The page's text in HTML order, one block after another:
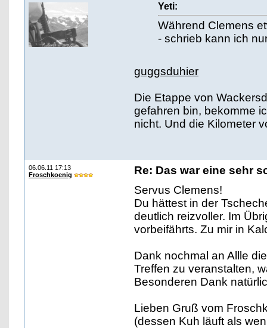
Yeti:
Während Clemens
- schrieb kann ich
guggsduhier
Die Etappe von
gefahren bin, bekomme
nicht. Und die Kilometer
06.06.11 17:13
Froschkoenig
Re: Das war eine sehr
Servus Clemens!
Du hättest in der
deutlich reizvoller. Im
vorbeifährts. Zu mir in
Dank nochmal an Allle
Treffen zu veranstalten,
Besonderen Dank
Lieben Gruß vom
(dessen Kuh läuft als